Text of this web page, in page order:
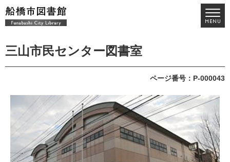
三山市民センター図書室
ページ番号：P-000043